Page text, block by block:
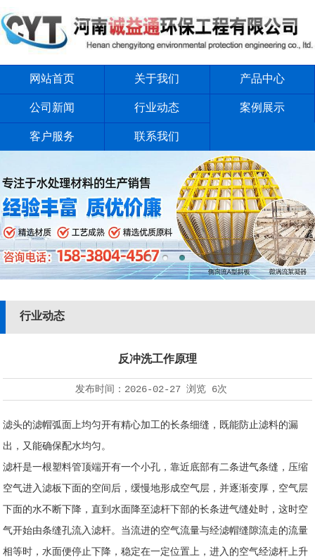
网站首页 关于我们 产品中心
公司新闻 行业动态 案例展示
客户服务 联系我们
行业动态
反冲洗工作原理
发布时间： 2026-02-27 浏览 6次
滤头的滤帽弧面上均匀开有精心加工的长条细缝，既能防止滤料的漏
出，又能确保配水均匀。
滤杆是一根塑料管顶端开有一个小孔，靠近底部有二条进气条缝，压缩
空气进入滤板下面的空间后，缓慢地形成空气层，并逐渐变厚，空气层
下面的水不断下降，直到水面降至滤杆下部的长条进气缝处时，这时空
气开始由条缝孔流入滤杆。当流进的空气流量与经滤帽缝隙流走的流量
相等时，水面便停止下降，稳定在一定位置上，进入的空气经滤杆上升